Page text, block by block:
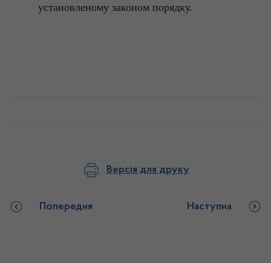
установленому законом порядку.
Версія для друку
Попередня Наступна